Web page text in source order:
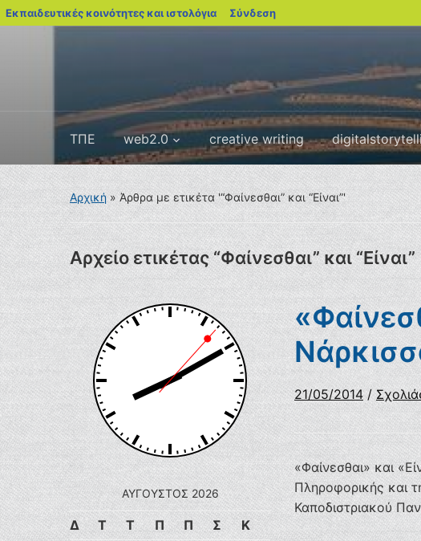
Εκπαιδευτικές κοινότητες και ιστολόγια blogs.sch.gr
Σύνδεση
ΤΠΕ web2.0 creative writing
Αρχική » Άρθρα με ετικέτα '“Φαίνεσθαι” και “Είναι”'
Αρχείο ετικέτας“Φαίνεσθαι” και “Είναι”
ΑΎΓΟΥΣΤΟΣ 2026
Δ Τ Τ Π Π Σ
Κ
21/05/2014 /
«Φαίνεσθαι» και
Πληροφορικής και
Καποδιστριακού